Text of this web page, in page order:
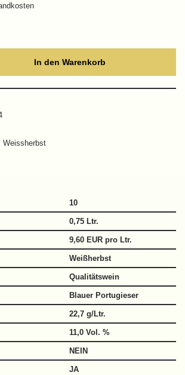
In den Warenkorb
Weissherbst
10
0,75 Ltr.
9,60 EUR pro Ltr.
Weißherbst
Qualitätswein
Blauer Portugieser
22,7 g/Ltr.
11,0 Vol. %
NEIN
JA